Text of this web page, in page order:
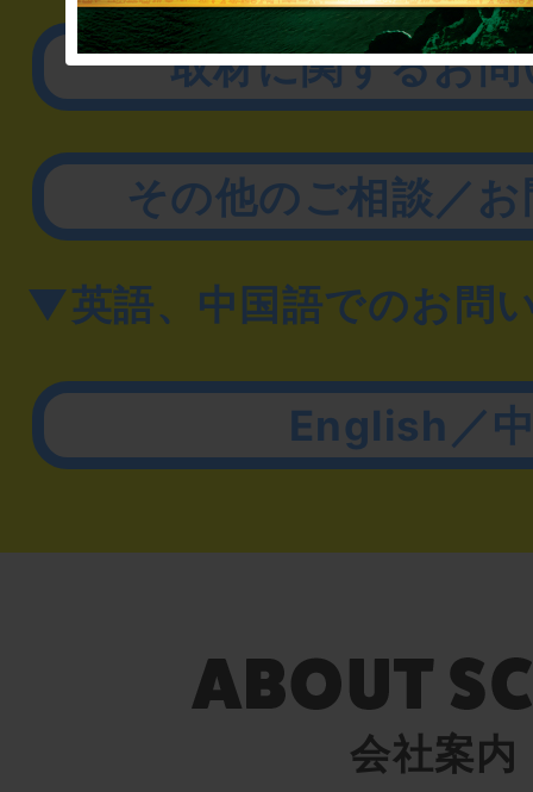
取材に関するお
その他のご相談／
▼英語、中国語でのお問
English／
会社案内